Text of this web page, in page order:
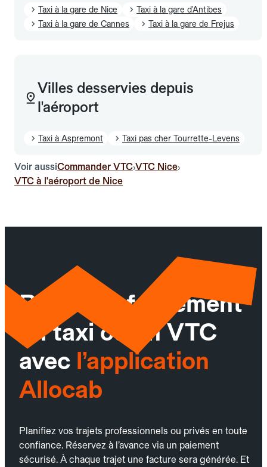
Taxi à la gare de Nice
Taxi à la gare d'Antibes
Taxi à la gare de Cannes
Taxi à la gare de Frejus
Villes desservies depuis
l'aéroport
Taxi à Aspremont Taxi pas cher Tourrette-Levens
Voir aussiCommander VTC›VTC Nice›
VTC à l'aéroport de Nice
Réservez facilement
un taxi ou un VTC
avec l’application
Allocab
Planifiez vos trajets professionnels ou privés en toute
confiance. Réservez à l’avance via un paiement
sécurisé. À chaque trajet une facture sera générée. Et